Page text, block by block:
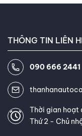
THÔNG TIN LIÊN
090 666 2441
Thời gian hoạt
Thứ 2 - Chủ